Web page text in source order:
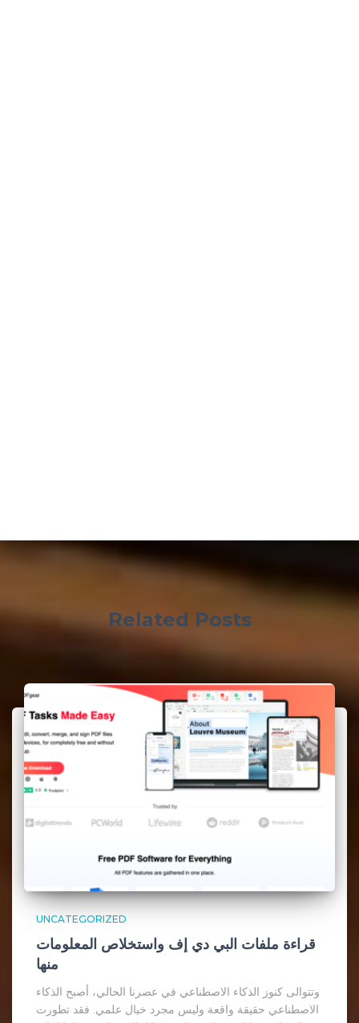
Related Posts
UNCATEGORIZED
قراءة ملفات البي دي إف واستخلاص المعلومات
منها
وتتوالى كنوز الذكاء الاصطناعي في عصرنا الحالي، أصبح الذكاء
الاصطناعي حقيقة واقعة وليس مجرد خيال علمي. فقد تطورت